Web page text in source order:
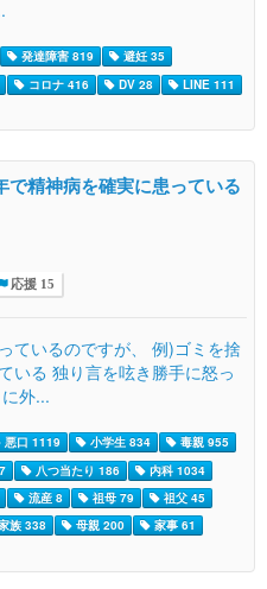
発達障害 819
避妊 35
コロナ 416 DV 28
LINE 111
で精神病を確実に患っている
応援 15
ているのですが、 例)ゴミを捨
いる 独り言を呟き勝手に怒っ
外...
悪口 1119 小学生 834
毒親 955
八つ当たり 186
内科 1034
流産 8 祖母 79
祖父 45
族 338 母親 200
家事 61